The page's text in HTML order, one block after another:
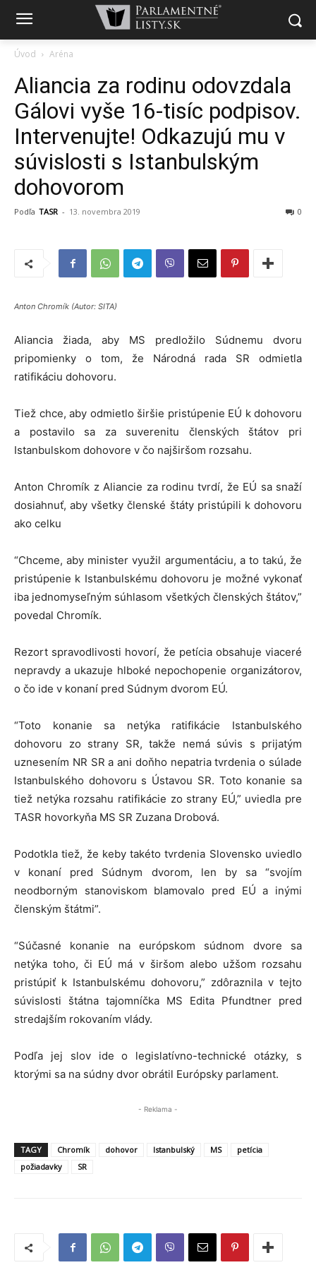
Úvod Aréna
Aliancia za rodinu odovzdala
Gálovi vyše 16-tisíc podpisov.
Intervenujte! Odkazujú mu v
súvislosti s Istanbulským
dohovorom
Podľa TASR - 13. novembra 2019 0
Anton Chromík (Autor: SITA)
Aliancia žiada, aby MS predložilo Súdnemu dvoru
pripomienky o tom, že Národná rada SR odmietla
ratifikáciu dohovoru.
Tiež chce, aby odmietlo širšie pristúpenie EÚ k dohovoru
a postavilo sa za suverenitu členských štátov pri
Istanbulskom dohovore v čo najširšom rozsahu.
Anton Chromík z Aliancie za rodinu tvrdí, že EÚ sa snaží
dosiahnuť, aby všetky členské štáty pristúpili k dohovoru
ako celku
“Chceme, aby minister využil argumentáciu, a to takú, že
pristúpenie k Istanbulskému dohovoru je možné vykonať
iba jednomyseľným súhlasom všetkých členských štátov,”
povedal Chromík.
Rezort spravodlivosti hovorí, že petícia obsahuje viaceré
nepravdy a ukazuje hlboké nepochopenie organizátorov,
o čo ide v konaní pred Súdnym dvorom EÚ.
“Toto konanie sa netýka ratifikácie Istanbulského
dohovoru zo strany SR, takže nemá súvis s prijatým
uznesením NR SR a ani doňho nepatria tvrdenia o súlade
Istanbulského dohovoru s Ústavou SR. Toto konanie sa
tiež netýka rozsahu ratifikácie zo strany EÚ,” uviedla pre
TASR hovorkyňa MS SR Zuzana Drobová.
Podotkla tiež, že keby takéto tvrdenia Slovensko uviedlo
v konaní pred Súdnym dvorom, len by sa “svojím
neodborným stanoviskom blamovalo pred EÚ a inými
členským štátmi”.
“Súčasné konanie na európskom súdnom dvore sa
netýka toho, či EÚ má v širšom alebo užšom rozsahu
pristúpiť k Istanbulskému dohovoru,” zdôraznila v tejto
súvislosti štátna tajomníčka MS Edita Pfundtner pred
stredajším rokovaním vlády.
Podľa jej slov ide o legislatívno-technické otázky, s
ktorými sa na súdny dvor obrátil Európsky parlament.
- Reklama -
TAGY Chromík dohovor Istanbulský MS
petícia
požiadavky
SR